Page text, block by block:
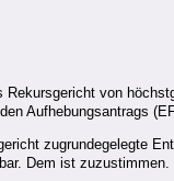
von
Aufhebungsantrags
zugrundegelegte
Dem ist zuzustimmen.